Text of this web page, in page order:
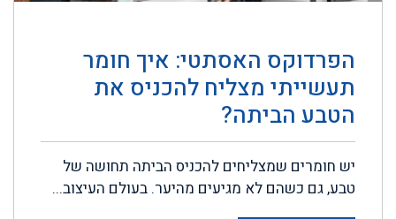
הפרדוקס האסתטי: איך חומר
תעשייתי מצליח להכניס את
הטבע הביתה?
יש חומרים שמצליחים להכניס הביתה תחושה של
טבע, גם כשהם לא מגיעים מהיער. בעולם העיצוב...